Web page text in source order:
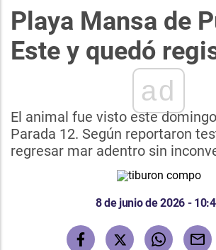
Playa Mansa de
Este y quedó
ad
El animal fue visto este
Parada 12. Según reportaron
regresar mar adentro sin
8 de junio de 2026 -